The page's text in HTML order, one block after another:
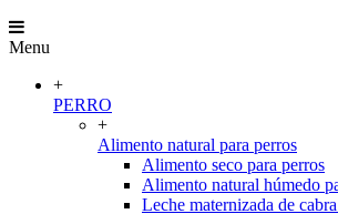
Menu
+
PERRO
+
Alimento natural para perros
Alimento seco para perros
Alimento natural húmedo
Leche maternizada de